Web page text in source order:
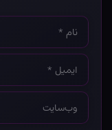
نام
*
ایمیل
*
وب‌سایت
*